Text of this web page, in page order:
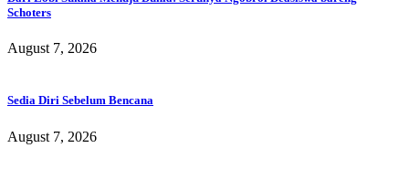
Schoters
August 7, 2026
Sedia Diri Sebelum Bencana
August 7, 2026